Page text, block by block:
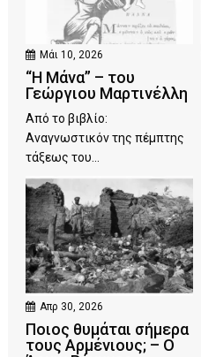
Μάι 10, 2026
“Η Μάνα” – του
Γεώργιου Μαρτινέλλη
Από το βιβλίο:
Αναγνωστικόν της πέμπτης
τάξεως του...
Απρ 30, 2026
Ποιος θυμάται σήμερα
τους Αρμένιους; – Ο